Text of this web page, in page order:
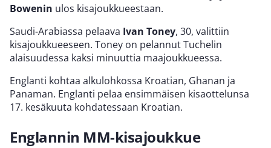
Bowenin ulos kisajoukkueestaan.
Saudi-Arabiassa pelaava Ivan Toney, 30, valittiin
kisajoukkueeseen. Toney on pelannut Tuchelin
alaisuudessa kaksi minuuttia maajoukkueessa.
Englanti kohtaa alkulohkossa Kroatian, Ghanan ja
Panaman. Englanti pelaa ensimmäisen kisaottelunsa
17. kesäkuuta kohdatessaan Kroatian.
Englannin MM-kisajoukkue